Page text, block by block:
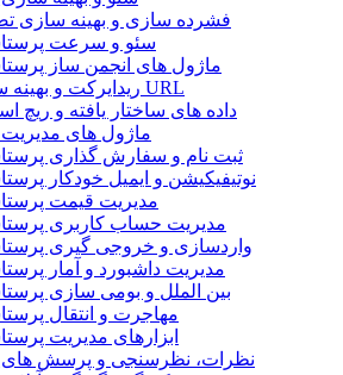
فشرده سازی و بهینه سازی
سئو و سرعت
ماژول های انجمن ساز
ریدایرکت و بهینه سازی URL
داده های ساختار یافته و ریچ
ماژول های
ثبت نام و سفارش گذاری
نوتیفیکیشن و ایمیل خودکار
مدیریت قیمت
مدیریت حساب کاربری
واردسازی و خروجی گیری
مدیریت داشبورد و آمار
بین الملل و بومی سازی
مهاجرت و انتقال
ابزارهای مدیریت
نظرات، نظرسنجی و پرسش های